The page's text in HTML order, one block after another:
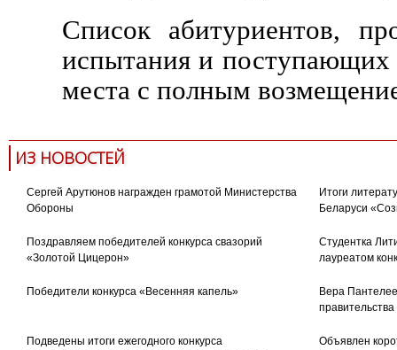
Список абитуриентов,
испытания и поступающих
места с полным
ИЗ НОВОСТЕЙ
Сергей Арутюнов награжден грамотой Министерства
Обороны
Итоги
Беларуси
Поздравляем победителей конкурса свазорий
«Золотой Цицерон»
Студентка
лауреатом
Победители конкурса «Весенняя капель»
Вера
Подведены итоги ежегодного конкурса
Объявлен